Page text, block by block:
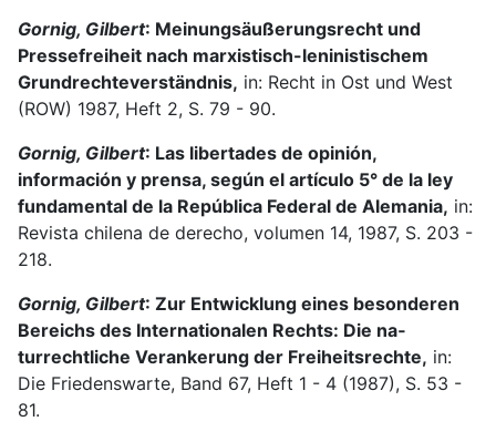
Gornig, Gilbert: Meinungsäußerungsrecht und
Pressefreiheit nach marxistisch-leninistischem
Grundrechteverständnis, in: Recht in Ost und West
(ROW) 1987, Heft 2, S. 79 - 90.
Gornig, Gilbert: Las libertades de opinión,
información y prensa, según el artí­culo 5° de la ley
fundamen­tal de la República Federal de Alemania, in:
Revista chilena de de­recho, volumen 14, 1987, S. 203 -
218.
Gornig, Gilbert: Zur Entwicklung eines besonderen
Bereichs des Internationalen Rechts: Die na­
turrechtliche Verankerung der Freiheitsrechte, in:
Die Friedenswarte, Band 67, Heft 1 - 4 (1987), S. 53 -
81.